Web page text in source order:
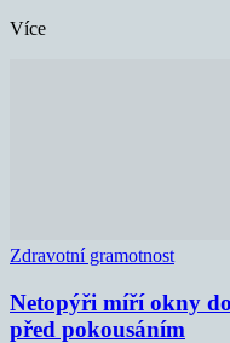
Více
Zdravotní gramotnost
Netopýři míří okny
před pokousáním